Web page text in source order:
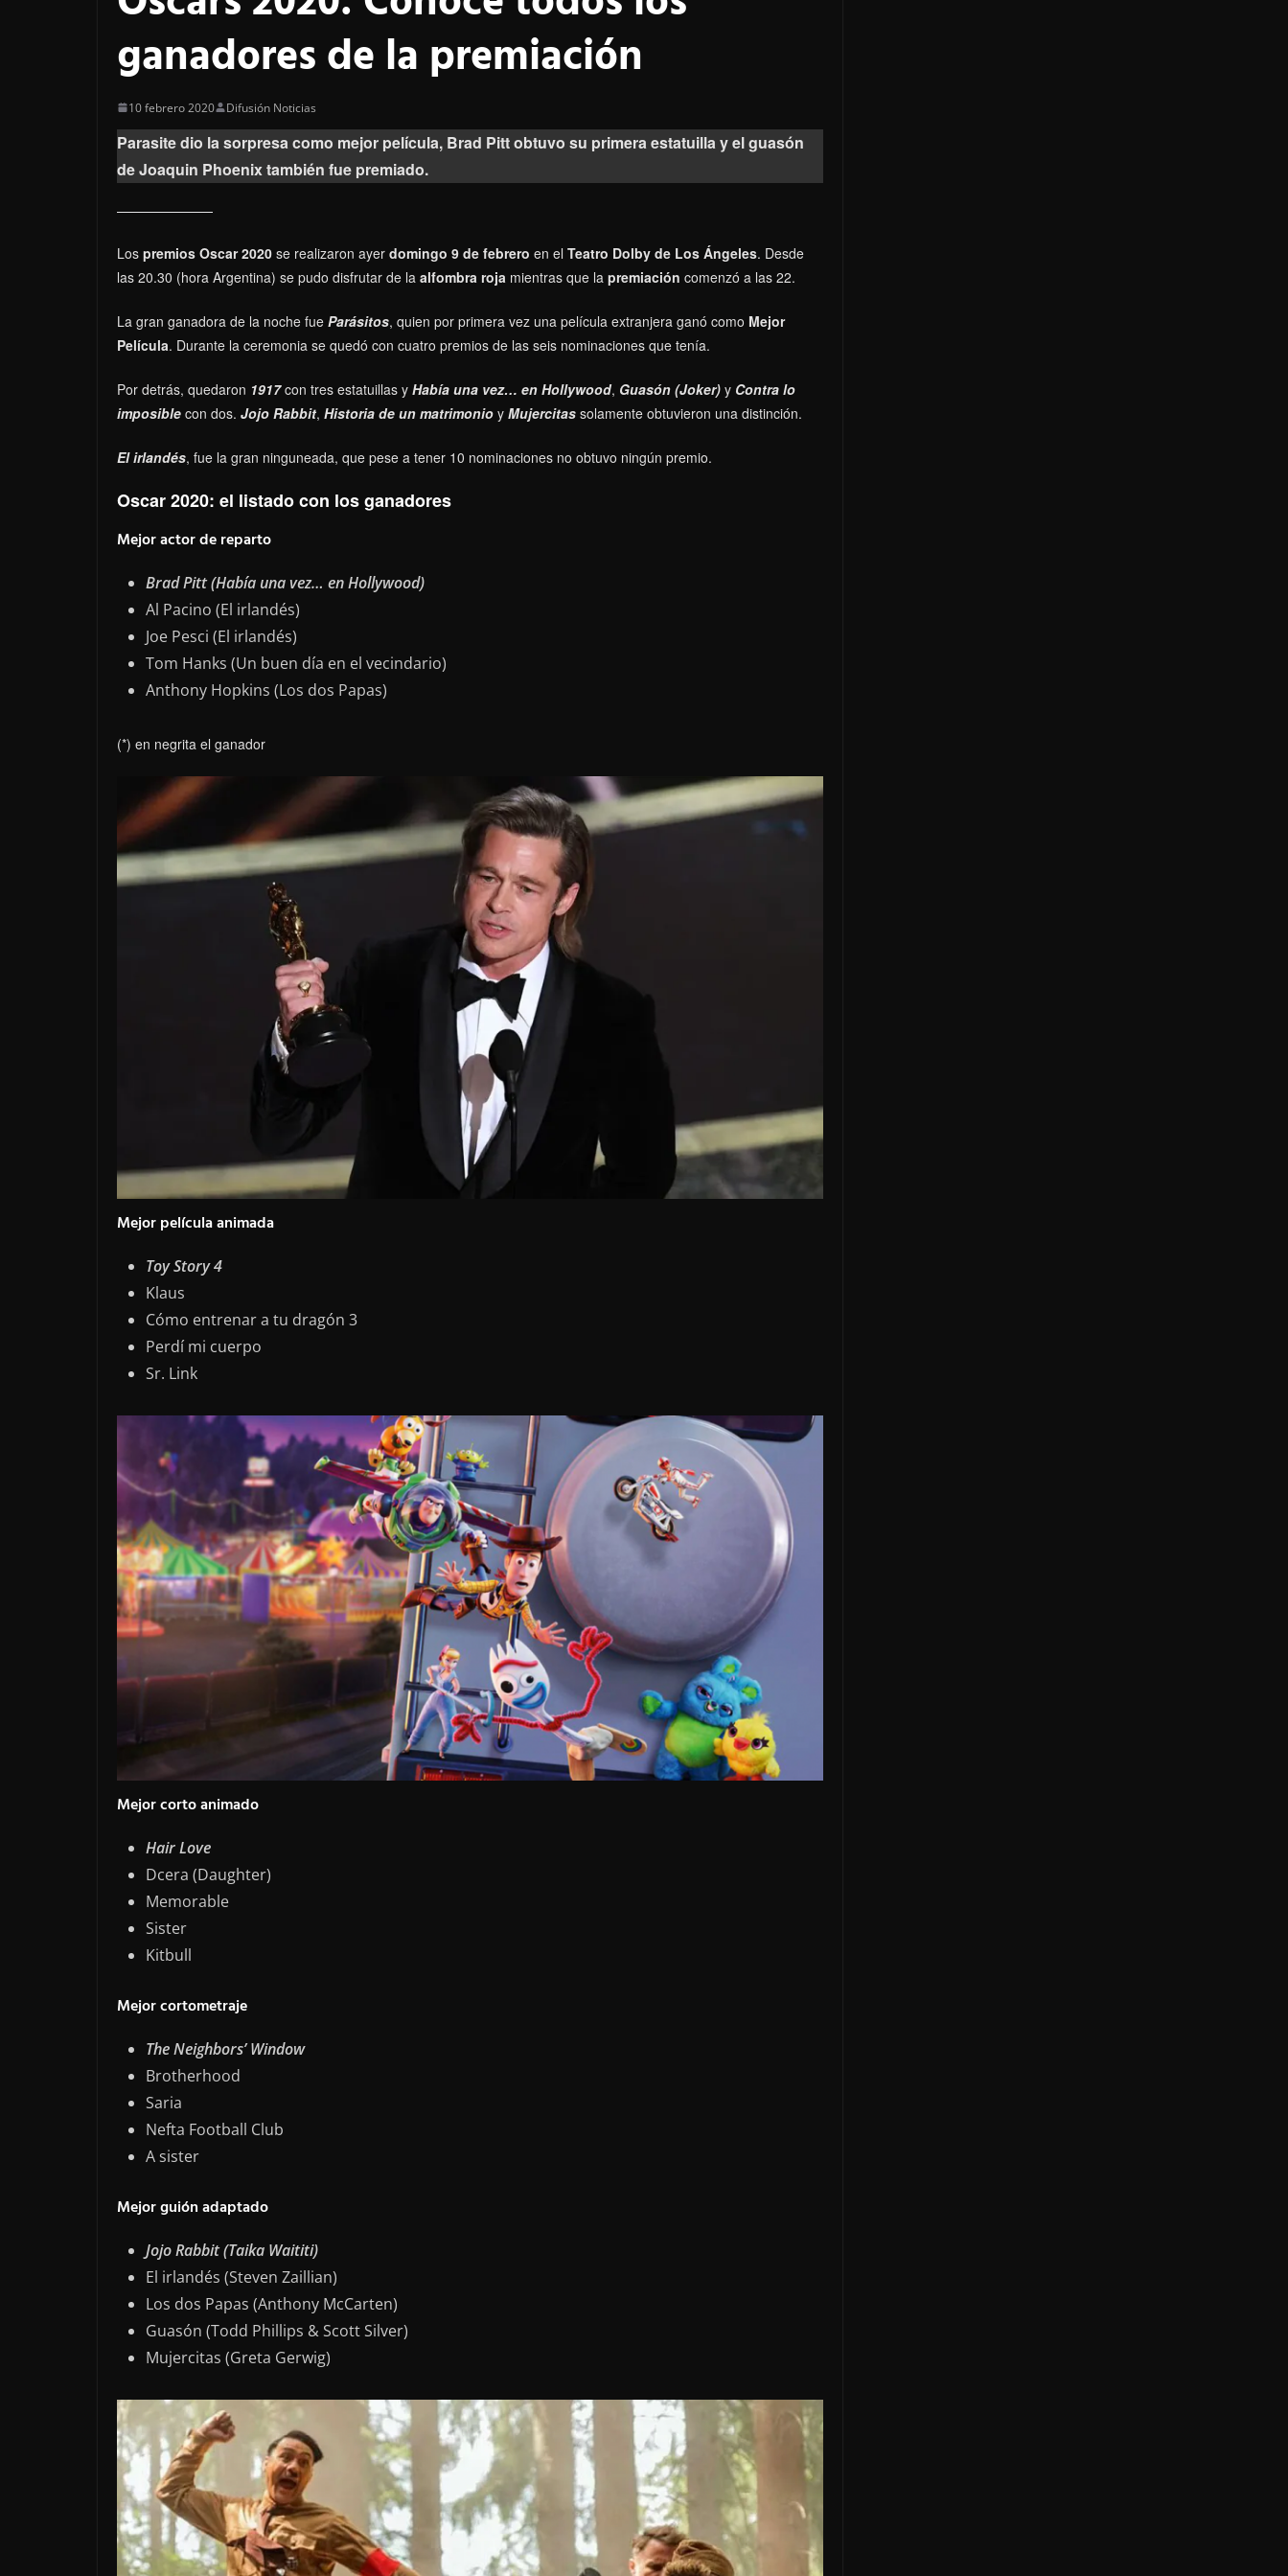
ganadores de la premiación
10 febrero 2020 Difusión Noticias
Parasite dio la sorpresa como mejor película, Brad Pitt obtuvo su primera estatuilla y el guasón
de Joaquin Phoenix también fue premiado.
Los premios Oscar 2020​ se realizaron ayer domingo 9 de febrero en el Teatro Dolby de Los Ángeles. Desde
las 20.30 (hora Argentina) se pudo disfrutar de la alfombra roja mientras que la premiación comenzó a las 22.
La gran ganadora de la noche fue Parásitos, quien por primera vez una película extranjera ganó como Mejor
Película. Durante la ceremonia se quedó con cuatro premios de las seis nominaciones que tenía.
Por detrás, quedaron 1917con tres estatuillas y Había una vez… en Hollywood, Guasón (Joker) y Contra lo
imposible con dos. Jojo Rabbit, Historia de un matrimonio y Mujercitas solamente obtuvieron una distinción.
El irlandés, fue la gran ninguneada, que pese a tener 10 nominaciones no obtuvo ningún premio.
Oscar 2020: el listado con los ganadores
Mejor actor de reparto
Brad Pitt (Había una vez… en Hollywood)
Al Pacino (El irlandés)
Joe Pesci (El irlandés)
Tom Hanks (Un buen día en el vecindario)
Anthony Hopkins (Los dos Papas)
(*) en negrita el ganador
Mejor película animada
Toy Story 4
Klaus
Cómo entrenar a tu dragón 3
Perdí mi cuerpo
Sr. Link
Mejor corto animado
Hair Love
Dcera (Daughter)
Memorable
Sister
Kitbull
Mejor cortometraje
The Neighbors’ Window
Brotherhood
Saria
Nefta Football Club​
A sister
Mejor guión adaptado
Jojo Rabbit (Taika Waititi)
El irlandés (Steven Zaillian)
Los dos Papas (Anthony McCarten)
Guasón (Todd Phillips & Scott Silver)
Mujercitas (Greta Gerwig)